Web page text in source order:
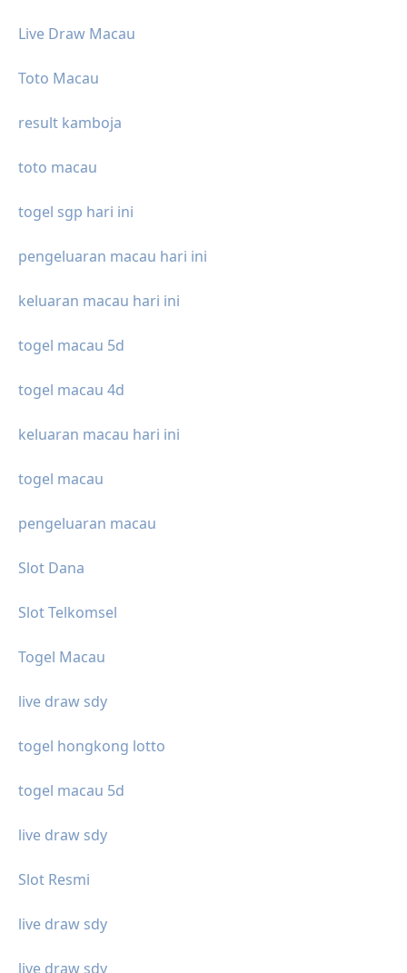
Live Draw Macau
Toto Macau
result kamboja
toto macau
togel sgp hari ini
pengeluaran macau hari ini
keluaran macau hari ini
togel macau 5d
togel macau 4d
keluaran macau hari ini
togel macau
pengeluaran macau
Slot Dana
Slot Telkomsel
Togel Macau
live draw sdy
togel hongkong lotto
togel macau 5d
live draw sdy
Slot Resmi
live draw sdy
live draw sdy